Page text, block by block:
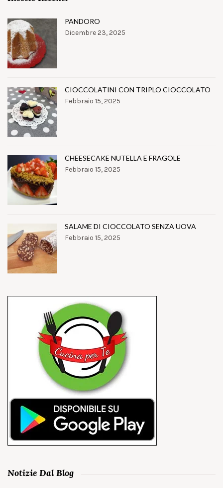
PANDORO
Dicembre 23, 2025
CIOCCOLATINI CON TRIPLO CIOCCOLATO
Febbraio 15, 2025
CHEESECAKE NUTELLA E FRAGOLE
Febbraio 15, 2025
SALAME DI CIOCCOLATO SENZA UOVA
Febbraio 15, 2025
Notizie Dal Blog